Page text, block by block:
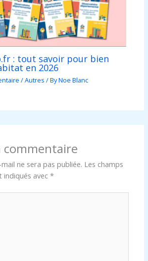
: tout savoir pour bien
en 2026
/Autres / ByNoe Blanc
commentaire
ne sera pas publiée. Les champs
indiqués avec*